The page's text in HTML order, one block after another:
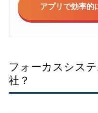
アプリで効率的
フォーカスシス
社？